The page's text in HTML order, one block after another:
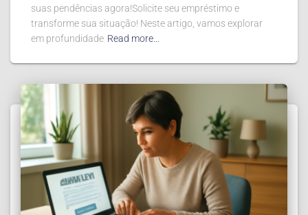
suas pendências agora!Solicite seu empréstimo e
transforme sua situação! Neste artigo, vamos explorar
em profundidade Read more…